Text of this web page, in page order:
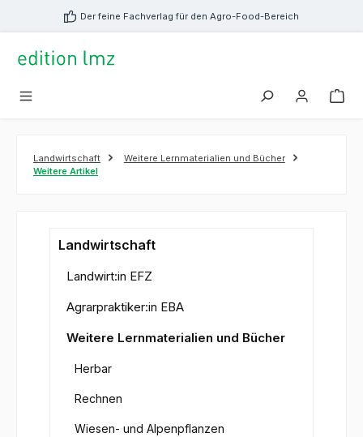
springen Der feine Fachverlag für den Agro-Food-Bereich
Landwirtschaft
Weitere Lernmaterialien und Bücher
Weitere Artikel
Landwirtschaft
Landwirt:in EFZ
Agrarpraktiker:in EBA
Weitere Lernmaterialien und Bücher
Herbar
Rechnen
Wiesen- und Alpenpflanzen